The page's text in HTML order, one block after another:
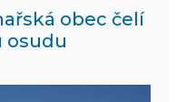
obec čelí
osudu